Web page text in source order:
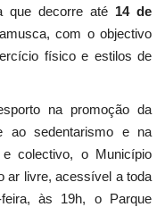
que decorre até 14 de
com o objectivo
físico e estilos de
na promoção da
ao sedentarismo e na
colectivo, o Município
ar livre, acessível a toda
às 19h, o Parque